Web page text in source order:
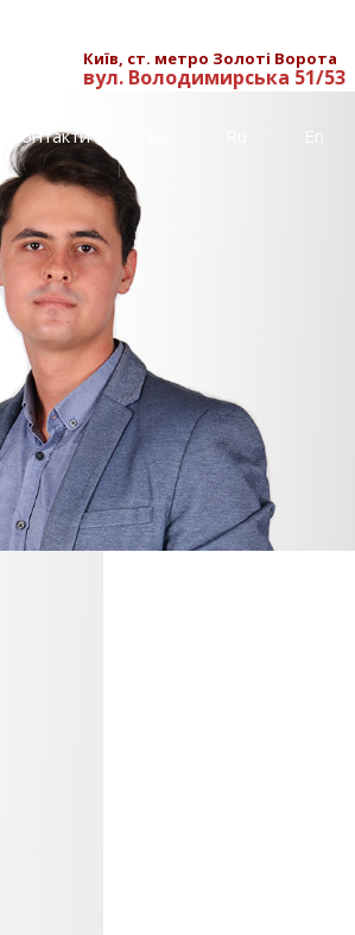
Київ, ст. метро Золоті Ворота
вул. Володимирська 51/53
Контакти